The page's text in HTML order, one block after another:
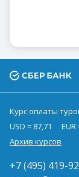
Курс оплаты
USD = 87,71
EUR
Архив курсов
+7 (495) 419-